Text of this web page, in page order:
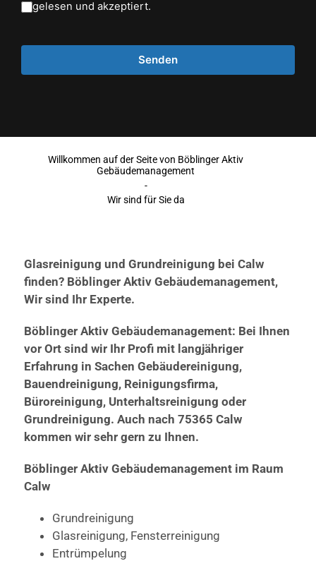
gelesen und akzeptiert.
Willkommen auf der Seite von Böblinger Aktiv
Gebäudemanagement
-
Wir sind für Sie da
Glasreinigung und Grundreinigung bei Calw
finden? Böblinger Aktiv Gebäudemanagement,
Wir sind Ihr Experte.
Böblinger Aktiv Gebäudemanagement: Bei Ihnen
vor Ort sind wir Ihr Profi mit langjähriger
Erfahrung in Sachen Gebäudereinigung,
Bauendreinigung, Reinigungsfirma,
Büroreinigung, Unterhaltsreinigung oder
Grundreinigung. Auch nach 75365 Calw
kommen wir sehr gern zu Ihnen.
Böblinger Aktiv Gebäudemanagement im Raum
Calw
Grundreinigung
Glasreinigung, Fensterreinigung
Entrümpelung